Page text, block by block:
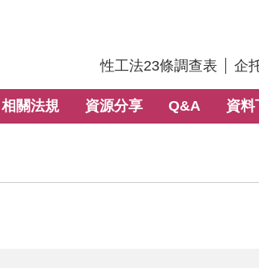
:::
性工法23條調查表 企
相關法規 資源分享 Q&A 資料